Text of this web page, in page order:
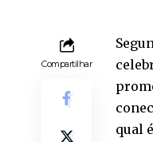
Compartilhar
qual